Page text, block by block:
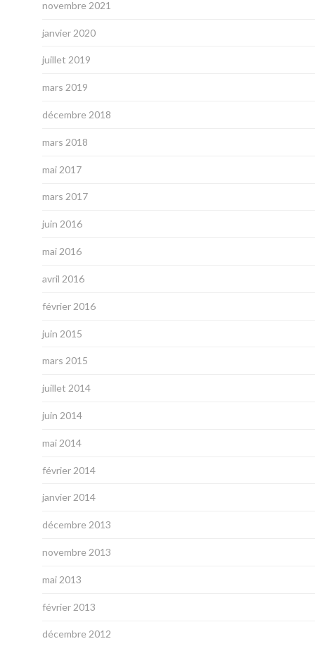
novembre 2021
janvier 2020
juillet 2019
mars 2019
décembre 2018
mars 2018
mai 2017
mars 2017
juin 2016
mai 2016
avril 2016
février 2016
juin 2015
mars 2015
juillet 2014
juin 2014
mai 2014
février 2014
janvier 2014
décembre 2013
novembre 2013
mai 2013
février 2013
décembre 2012